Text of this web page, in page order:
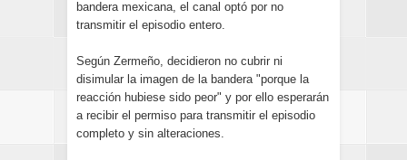
bandera mexicana, el canal optó por no
transmitir el episodio entero.
Según Zermeño, decidieron no cubrir ni
disimular la imagen de la bandera "porque la
reacción hubiese sido peor" y por ello esperarán
a recibir el permiso para transmitir el episodio
completo y sin alteraciones.